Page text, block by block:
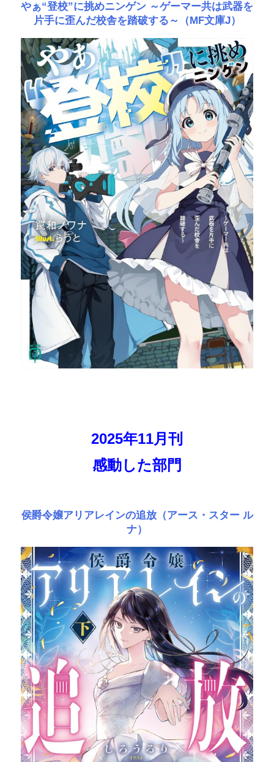
やぁ“登校”に挑めニンゲン ～ゲーマー共は武器を
片手に歪んだ校舎を踏破する～（MF文庫J）
2025年11月刊
感動した部門
侯爵令嬢アリアレインの追放（アース・スター ル
ナ）